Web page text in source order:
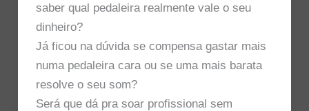
saber qual pedaleira realmente vale o seu
dinheiro?
Já ficou na dúvida se compensa gastar mais
numa pedaleira cara ou se uma mais barata
resolve o seu som?
Será que dá pra soar profissional sem